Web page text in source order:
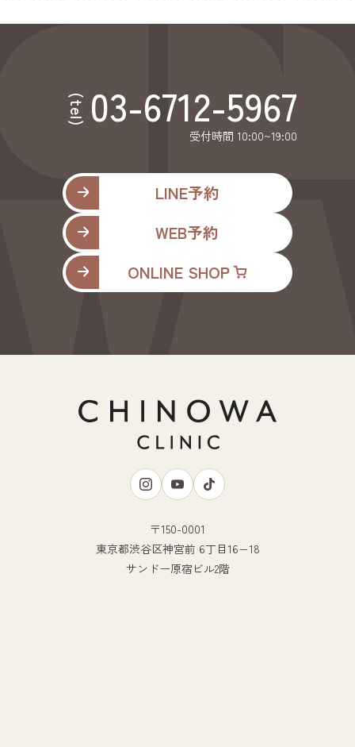
(tel) 03-6712-5967
受付時間 10:00~19:00
LINE予約
WEB予約
ONLINE SHOP
〒150-0001
東京都渋谷区神宮前 6丁目16−18
サンドー原宿ビル2階